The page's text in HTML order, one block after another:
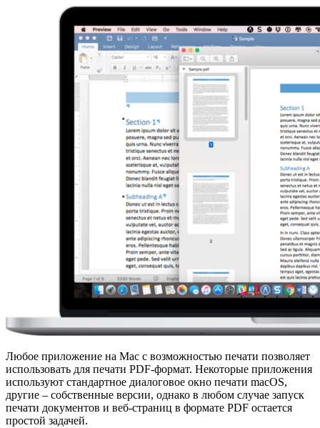
Любое приложение на Mac с возможностью печати позволяет
использовать для печати PDF-формат. Некоторые приложения
используют стандартное диалоговое окно печати macOS,
другие – собственные версии, однако в любом случае запуск
печати документов и веб-страниц в формате PDF остается
простой задачей.